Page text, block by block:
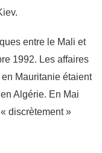
entre le Mali et
1992. Les affaires
Mauritanie étaient
Algérie. En Mai
discrètement »